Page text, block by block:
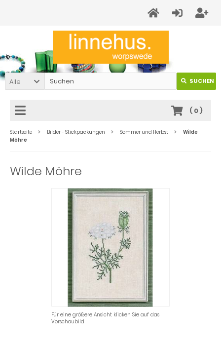
Alle SUCHEN
( 0)
Startseite Bilder - Stickpackungen Sommer und Herbst
Wilde
Möhre
Wilde Möhre
Für eine größere Ansicht klicken Sie auf das
Vorschaubild